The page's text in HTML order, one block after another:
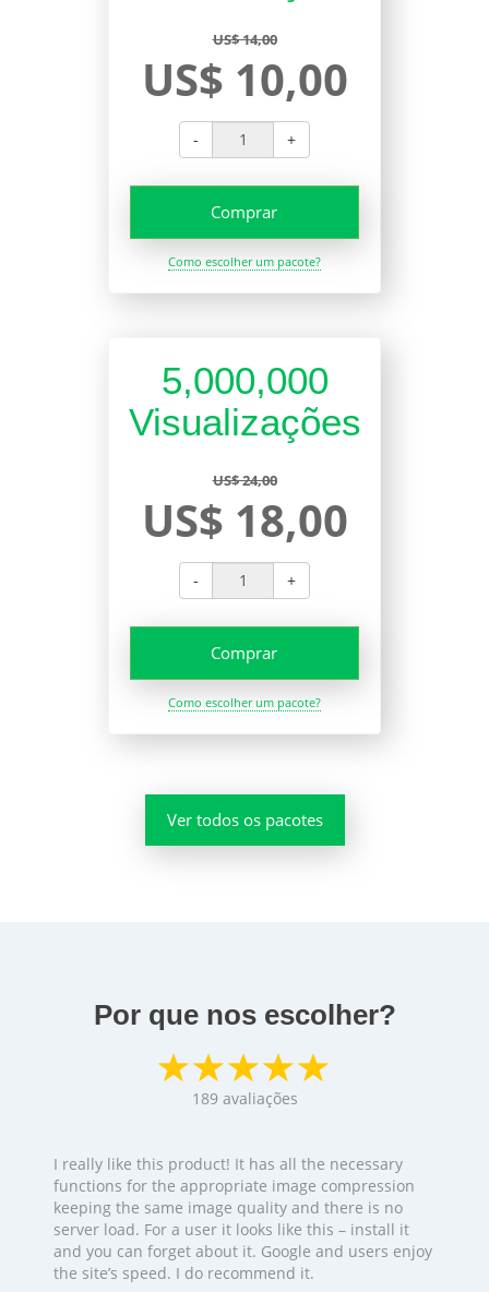
US$ 14,00
US$ 10,00
- +
Comprar
Como escolher um pacote?
5,000,000
Visualizações
US$ 24,00
US$ 18,00
- +
Comprar
Como escolher um pacote?
Ver todos os pacotes
Por que nos escolher?
189 avaliações
I really like this product! It has all the necessary
functions for the appropriate image compression
keeping the same image quality and there is no
server load. For a user it looks like this – install it
and you can forget about it. Google and users enjoy
the site’s speed. I do recommend it.